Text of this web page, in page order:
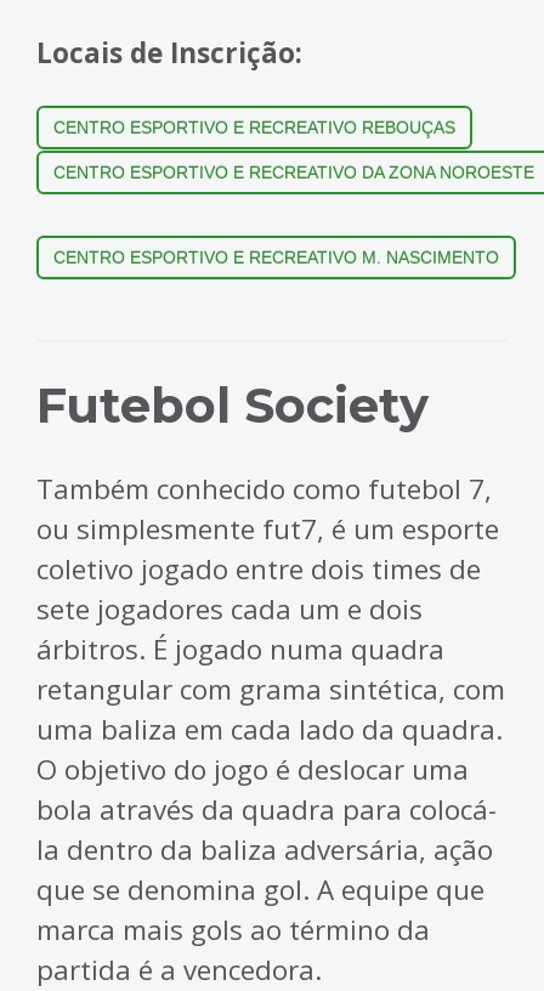
Locais de Inscrição:
CENTRO ESPORTIVO E RECREATIVO REBOUÇAS
CENTRO ESPORTIVO E RECREATIVO DA ZONA NOROESTE
CENTRO ESPORTIVO E RECREATIVO M. NASCIMENTO
Futebol Society
Também conhecido como futebol 7,
ou simplesmente fut7, é um esporte
coletivo jogado entre dois times de
sete jogadores cada um e dois
árbitros. É jogado numa quadra
retangular com grama sintética, com
uma baliza em cada lado da quadra.
O objetivo do jogo é deslocar uma
bola através da quadra para colocá-
la dentro da baliza adversária, ação
que se denomina gol. A equipe que
marca mais gols ao término da
partida é a vencedora.